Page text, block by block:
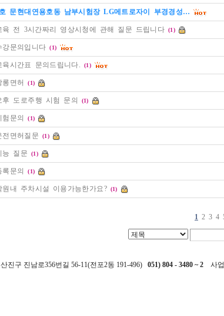
문현대연용호동 남부시험장 LG메트로자이 부경경성…
육 전 3시간짜리 영상시청에 관해 질문 드립니다 (1)
강문의입니다 (1)
육시간표 문의드립니다. (1)
롱면허 (1)
후 도로주행 시험 문의 (1)
험문의 (1)
전면허질문 (1)
능 질문 (1)
록문의 (1)
원내 주차시설 이용가능한가요? (1)
1 2 3 4
진구 진남로356번길 56-11(전포2동 191-496) 051) 804 - 3480 ~ 2 사